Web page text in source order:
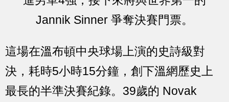
Jannik Sinner 爭奪決賽門票。
這場在溫布頓中央球場上演的史詩級對
決，耗時5小時15分鐘，創下溫網歷史上
最長的半準決賽紀錄。39歲的 Novak